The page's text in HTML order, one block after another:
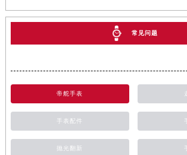
常见问题
帝舵手表
手表配件
抛光翻新